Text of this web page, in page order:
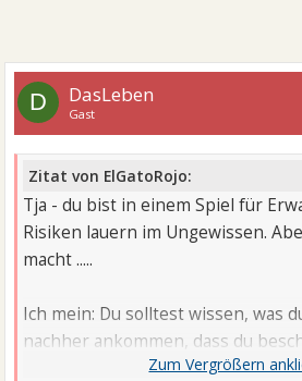
D DasLeben
Gast
Zitat von ElGatoRojo:
Tja - du bist in einem Spiel für
Risiken lauern im Ungewissen.
macht .....
Ich mein: Du solltest wissen, was
nachher ankommen, dass du